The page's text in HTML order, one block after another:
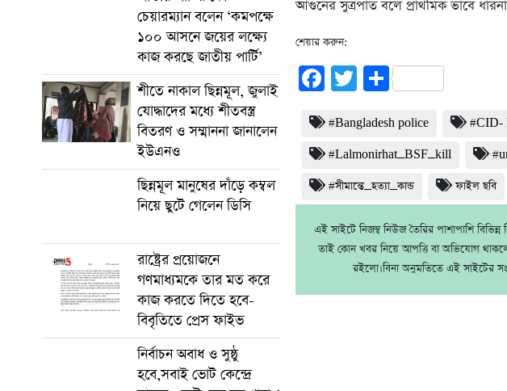
চেয়ারম্যান বলেন ‘কমপক্ষে
১০০ আসনে জয়ের লক্ষ্যে
কাজ করছে জাতীয় পার্টি’
শীতে নাকাল ছিন্নমূল, জুলাই
যোদ্ধাদের মধ্যে শীতবস্ত্র
বিতরণ ও সম্মাননা জানালেন
ইউএনও
ছিন্নমূল মানুষের দাঁড়ে কম্বল
নিয়ে ছুটে গেলেন ডিসি
রাষ্ট্রের প্রয়োজনে
গণমাধ্যমকে তার মত করে
কাজ করতে দিতে হবে-
বিবৃতিতে প্রেস ফাইভ
নির্বাচন অবাধ ও সুষ্ঠু
হবে,সবাই ভোট কেন্দ্রে
আগুনের সুত্রপাত বলে প্রাথমিক ভাবে
শেয়ার করুন:
Facebook
TwitterShare
#Bangladesh police #CID-
#Lalmonirhat_BSF_kill
#সীমান্তে_হত্যা_কান্ড ফাইল ছবি
এই সাইটে নিজম্ব নিউজ তৈরির পাশাপাশি
তাই কোন খবর নিয়ে আপত্তি বা অভিযোগ
রইলো।বিনা অনুমতিতে এই সাইটের